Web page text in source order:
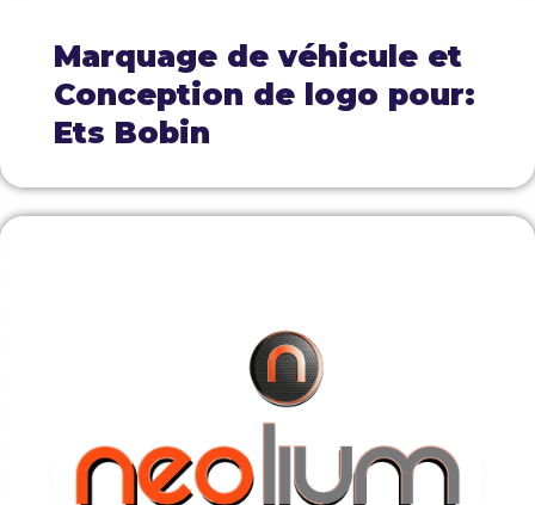
Marquage de véhicule et
Conception de logo pour:
Ets Bobin